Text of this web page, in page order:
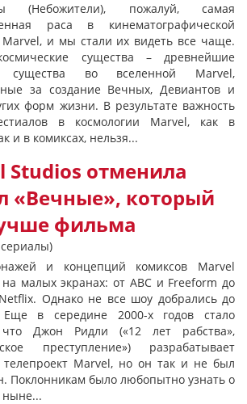
(Небожители), пожалуй, самая
раса в кинематографической
Marvel, и мы стали их видеть все чаще.
существа – древнейшие
существа во вселенной Marvel,
за создание Вечных, Девиантов и
форм жизни. В результате важность
в космологии Marvel, как в
и в комиксах, нельзя...
Studios отменила
«Вечные», который
фильма
и концепций комиксов Marvel
малых экранах: от ABC и Freeform до
Однако не все шоу добрались до
Еще в середине 2000-х годов стало
что Джон Ридли («12 лет рабства»,
преступление») разрабатывает
телепроект Marvel, но он так и не был
Поклонникам было любопытно узнать о
ныне...